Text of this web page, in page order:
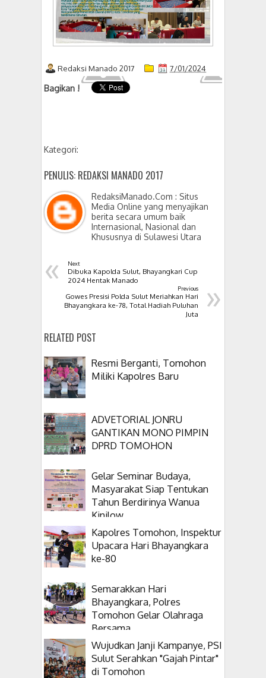
Redaksi Manado 2017 7/01/2024
Bagikan !
Kategori:
PENULIS: REDAKSI MANADO 2017
RedaksiManado.Com : Situs
Media Online yang menyajikan
berita secara umum baik
Internasional, Nasional dan
Khususnya di Sulawesi Utara
« Next
Dibuka Kapolda Sulut, Bhayangkari Cup
2024 Hentak Manado
»
Previous
Gowes Presisi Polda Sulut Meriahkan Hari
Bhayangkara ke-78, Total Hadiah Puluhan
Juta
RELATED POST
Resmi Berganti, Tomohon
Miliki Kapolres Baru
ADVETORIAL JONRU
GANTIKAN MONO PIMPIN
DPRD TOMOHON
Gelar Seminar Budaya,
Masyarakat Siap Tentukan
Tahun Berdirinya Wanua
Kinilow
Kapolres Tomohon, Inspektur
Upacara Hari Bhayangkara
ke-80
Semarakkan Hari
Bhayangkara, Polres
Tomohon Gelar Olahraga
Bersama
Wujudkan Janji Kampanye, PSI
Sulut Serahkan "Gajah Pintar"
di Tomohon